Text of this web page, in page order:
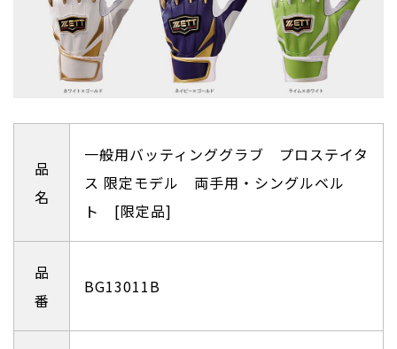
品
名
一般用バッティンググラブ プロステイタ
ス 限定モデル 両手用・シングルベル
ト [限定品]
品
番
BG13011B